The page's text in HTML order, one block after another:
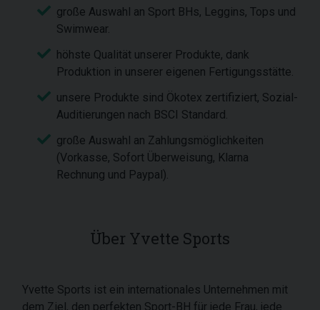
große Auswahl an Sport BHs, Leggins, Tops und
Swimwear.
höhste Qualität unserer Produkte, dank
Produktion in unserer eigenen Fertigungsstätte.
unsere Produkte sind Ökotex zertifiziert, Sozial-
Auditierungen nach BSCI Standard.
große Auswahl an Zahlungsmöglichkeiten
(Vorkasse, Sofort Überweisung, Klarna
Rechnung und Paypal).
Über Yvette Sports
Yvette Sports ist ein internationales Unternehmen mit
dem Ziel, den perfekten Sport-BH für jede Frau, jede